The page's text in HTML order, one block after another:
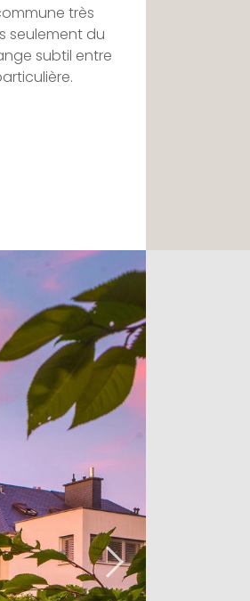
très
seulement du
subtil entre
2 étages,
apportent un
plus, elles
paysagé.
pour
la suite
ainsi
intégrés.
avec
utiliser
à la
peut faire office